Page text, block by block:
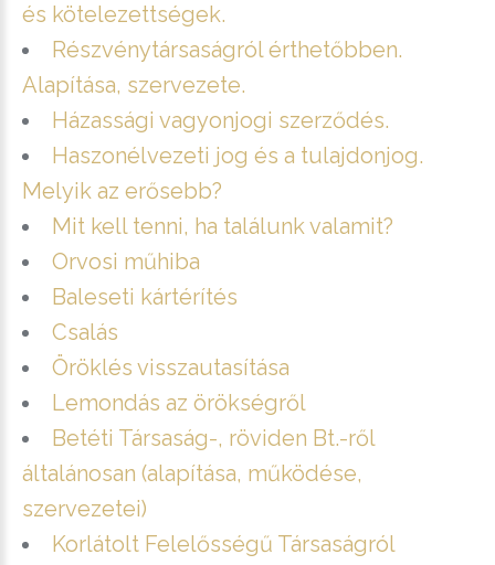
és kötelezettségek.
Részvénytársaságról érthetőbben.
Alapítása, szervezete.
Házassági vagyonjogi szerződés.
Haszonélvezeti jog és a tulajdonjog.
Melyik az erősebb?
Mit kell tenni, ha találunk valamit?
Orvosi műhiba
Baleseti kártérítés
Csalás
Öröklés visszautasítása
Lemondás az örökségről
Betéti Társaság-, röviden Bt.-ről
általánosan (alapítása, működése,
szervezetei)
Korlátolt Felelősségű Társaságról